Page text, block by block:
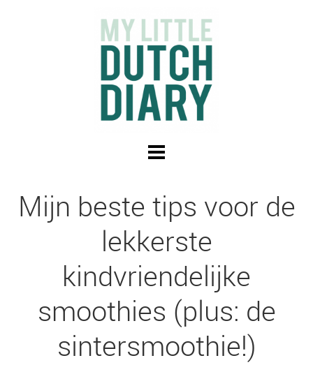
Mijn beste tips voor de
lekkerste
kindvriendelijke
smoothies (plus: de
sintersmoothie!)